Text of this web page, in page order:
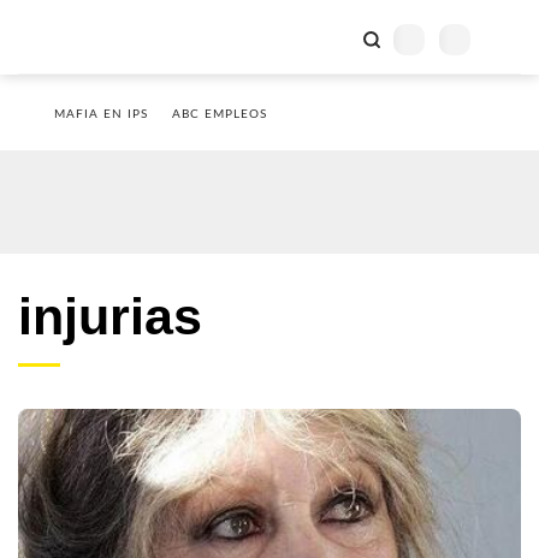
MAFIA EN IPS ABC EMPLEOS
injurias